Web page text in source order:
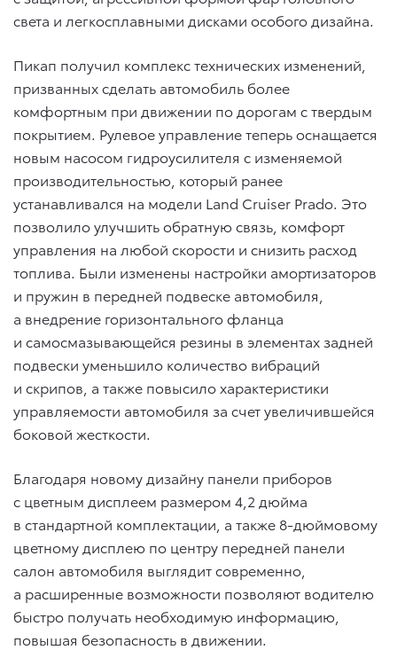
света и легкосплавными дисками особого дизайна.
Пикап получил комплекс технических изменений,
призванных сделать автомобиль более
комфортным при движении по дорогам с твердым
покрытием. Рулевое управление теперь оснащается
новым насосом гидроусилителя с изменяемой
производительностью, который ранее
устанавливался на модели Land Cruiser Prado. Это
позволило улучшить обратную связь, комфорт
управления на любой скорости и снизить расход
топлива. Были изменены настройки амортизаторов
и пружин в передней подвеске автомобиля,
а внедрение горизонтального фланца
и самосмазывающейся резины в элементах задней
подвески уменьшило количество вибраций
и скрипов, а также повысило характеристики
управляемости автомобиля за счет увеличившейся
боковой жесткости.
Благодаря новому дизайну панели приборов
с цветным дисплеем размером 4,2 дюйма
в стандартной комплектации, а также 8-дюймовому
цветному дисплею по центру передней панели
салон автомобиля выглядит современно,
а расширенные возможности позволяют водителю
быстро получать необходимую информацию,
повышая безопасность в движении.